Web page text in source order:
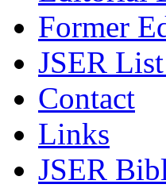
Former
JSER
Contact
Links
JSER